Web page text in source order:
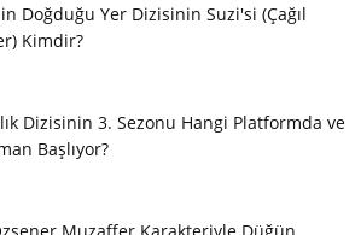
Doğduğu Yer Dizisinin Suzi'si (Çağıl
Kimdir?
Dizisinin 3. Sezonu Hangi Platformda ve
Başlıyor?